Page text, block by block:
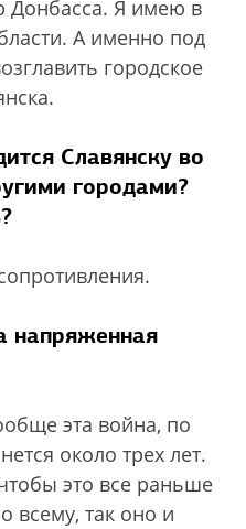
Донбасса. Я имею в
А именно под
городское
Славянску во
городами?
напряженная
эта война, по
около трех лет.
это все раньше
всему, так оно и